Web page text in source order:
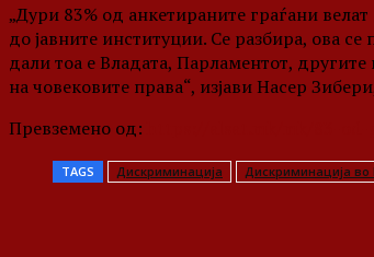
„Дури 83% од анкетираните граѓани
до јавните институции. Се разбира, ова
дали тоа е Владата, Парламентот,
на човековите права“, изјави Насер
Превземено од:
TAGS Дискриминација Дискриминација во